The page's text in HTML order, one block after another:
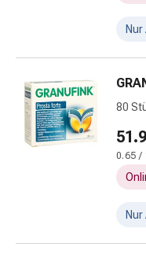
&
Darm
Übelkeit
80
0.65 /